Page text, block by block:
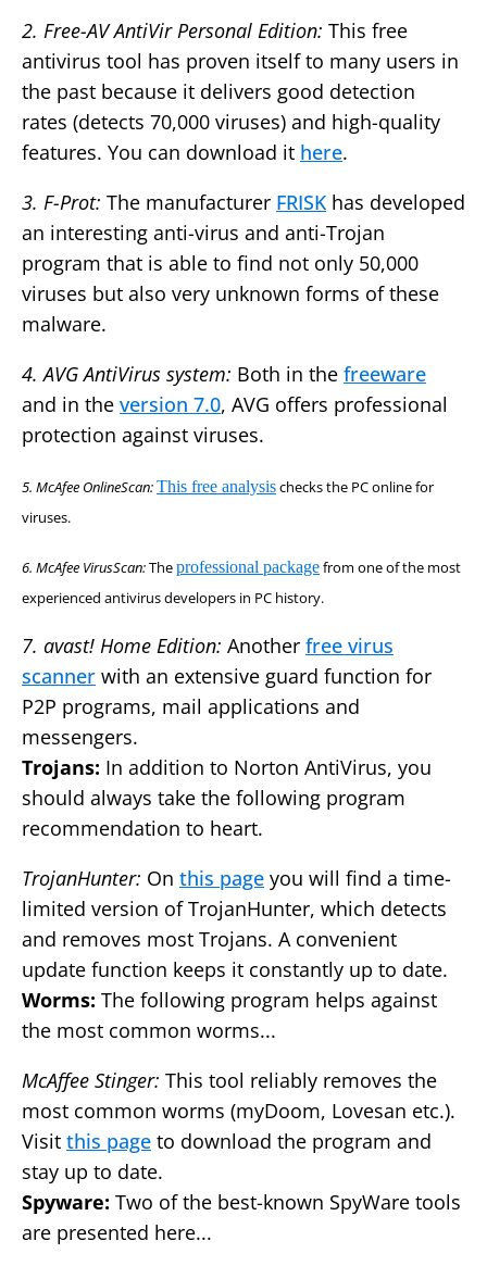
2. Free-AV AntiVir Personal Edition: This free
antivirus tool has proven itself to many users in
the past because it delivers good detection
rates (detects 70,000 viruses) and high-quality
features. You can download it here.
3. F-Prot: The manufacturer FRISK has developed
an interesting anti-virus and anti-Trojan
program that is able to find not only 50,000
viruses but also very unknown forms of these
malware.
4. AVG AntiVirus system: Both in the freeware
and in the version 7.0, AVG offers professional
protection against viruses.
5. McAfee OnlineScan:This free analysischecks the PC online for
viruses.
6. McAfee VirusScan:Theprofessional packagefrom one of the most
experienced antivirus developers in PC history.
7. avast! Home Edition: Another free virus
scanner with an extensive guard function for
P2P programs, mail applications and
messengers.
Trojans: In addition to Norton AntiVirus, you
should always take the following program
recommendation to heart.
TrojanHunter: On this page you will find a time-
limited version of TrojanHunter, which detects
and removes most Trojans. A convenient
update function keeps it constantly up to date.
Worms: The following program helps against
the most common worms...
McAffee Stinger: This tool reliably removes the
most common worms (myDoom, Lovesan etc.).
Visit this page to download the program and
stay up to date.
Spyware: Two of the best-known SpyWare tools
are presented here...